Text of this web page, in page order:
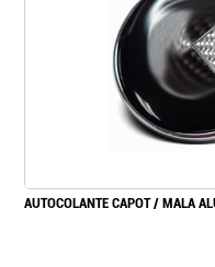
AUTOCOLANTE CAPOT / MALA